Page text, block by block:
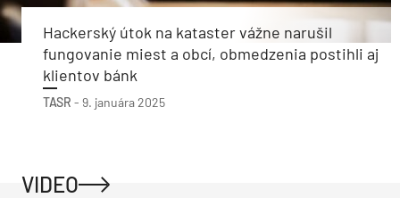
Hackerský útok na kataster vážne narušil
fungovanie miest a obcí, obmedzenia postihli aj
klientov bánk
TASR - 9. januára 2025
VIDEO